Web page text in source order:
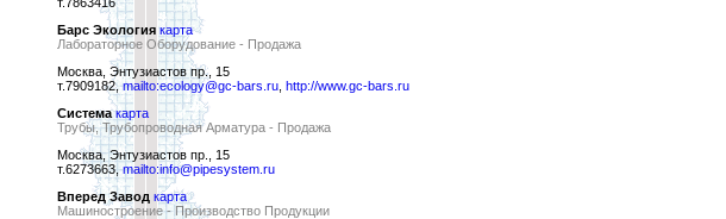
Барс Экология карта
Лабораторное Оборудование - Продажа
Москва, Энтузиастов пр., 15
т.7909182,mailto:ecology@gc-bars.ru http://www.gc-bars.ru
Система карта
Трубы, Трубопроводная Арматура - Продажа
Москва, Энтузиастов пр., 15
т.6273663,mailto:info@pipesystem.ru
Вперед Завод карта
Машиностроение - Производство Продукции